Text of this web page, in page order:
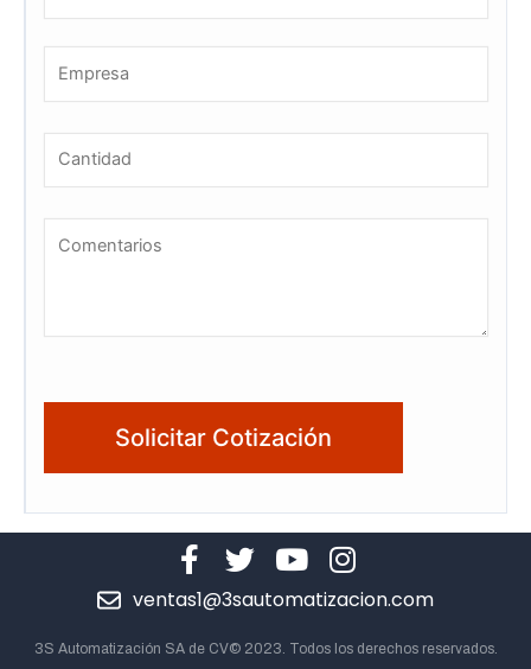
ventas1@3sautomatizacion.com
3S Automatización SA de CV© 2023. Todos los derechos reservados.